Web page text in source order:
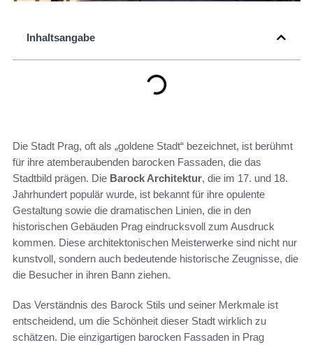
Inhaltsangabe
Die Stadt Prag, oft als „goldene Stadt“ bezeichnet, ist berühmt
für ihre atemberaubenden barocken Fassaden, die das
Stadtbild prägen. Die Barock Architektur, die im 17. und 18.
Jahrhundert populär wurde, ist bekannt für ihre opulente
Gestaltung sowie die dramatischen Linien, die in den
historischen Gebäuden Prag eindrucksvoll zum Ausdruck
kommen. Diese architektonischen Meisterwerke sind nicht nur
kunstvoll, sondern auch bedeutende historische Zeugnisse, die
die Besucher in ihren Bann ziehen.
Das Verständnis des Barock Stils und seiner Merkmale ist
entscheidend, um die Schönheit dieser Stadt wirklich zu
schätzen. Die einzigartigen barocken Fassaden in Prag